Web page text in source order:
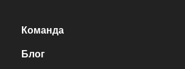
Команда
Блог